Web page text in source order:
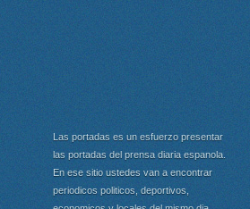
Las portadas es un esfuerzo presentar
las portadas del prensa diaria espanola.
En ese sitio ustedes van a encontrar
periodicos politicos, deportivos,